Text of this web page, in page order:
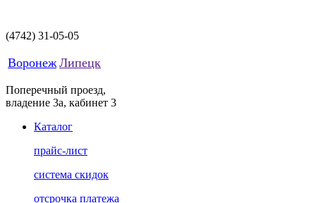
(4742) 31-05-05
Воронеж Липецк
Поперечный проезд,
владение 3а, кабинет 3
Каталог
прайс-лист
система скидок
отсрочка платежа